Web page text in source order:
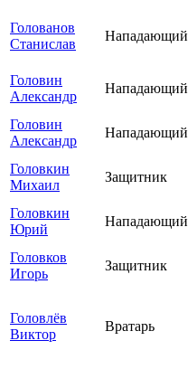
Голованов
Станислав
Нападающий
Головин
Александр
Нападающий
Головин
Александр
Нападающий
Головкин
Михаил
Защитник
Головкин
Юрий
Нападающий
Головков
Игорь
Защитник
Головлёв
Виктор
Вратарь